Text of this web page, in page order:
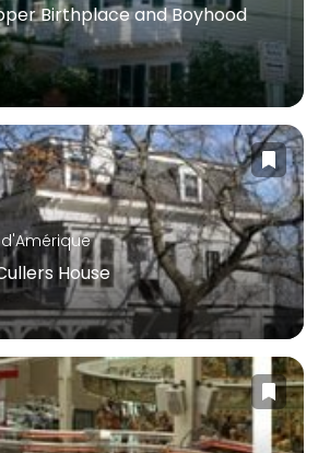
Birthplace and Boyhood
House